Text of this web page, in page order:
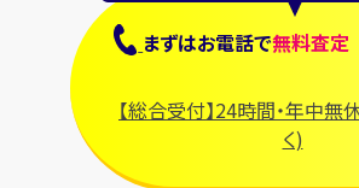
まずはお電話で無料査定
【総合受付】24時間・年中
く)